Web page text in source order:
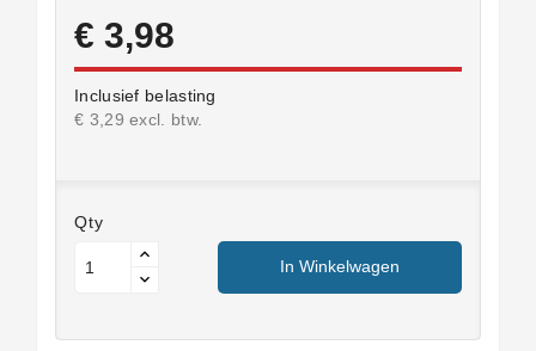
€ 3,98
Inclusief belasting
€ 3,29 excl. btw.
Qty
In Winkelwagen